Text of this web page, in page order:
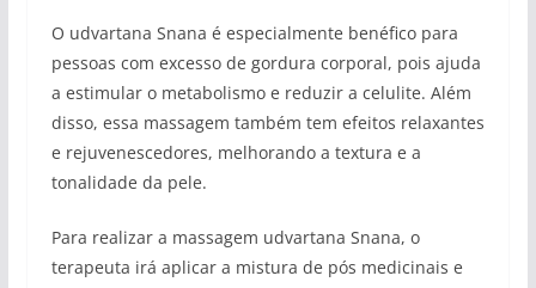
O udvartana Snana é especialmente benéfico para
pessoas com excesso de gordura corporal, pois ajuda
a estimular o metabolismo e reduzir a celulite. Além
disso, essa massagem também tem efeitos relaxantes
e rejuvenescedores, melhorando a textura e a
tonalidade da pele.
Para realizar a massagem udvartana Snana, o
terapeuta irá aplicar a mistura de pós medicinais e